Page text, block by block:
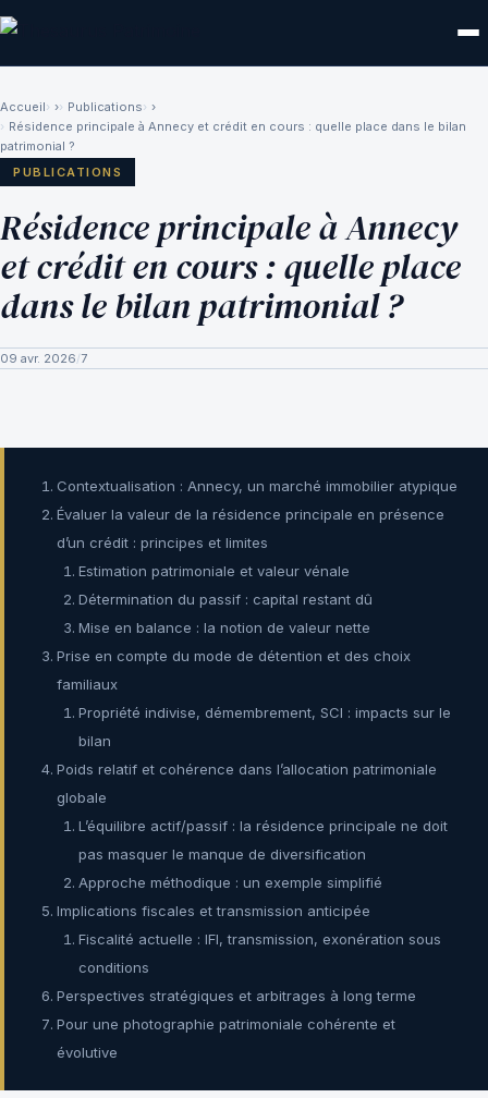
Accueil › Publications
›
Résidence principale à Annecy et crédit en cours : quelle place dans le bilan
patrimonial ?
PUBLICATIONS
Résidence principale à Annecy
et crédit en cours : quelle place
dans le bilan patrimonial ?
09 avr. 2026/7
Contextualisation : Annecy, un marché immobilier atypique
Évaluer la valeur de la résidence principale en présence
d’un crédit : principes et limites
Estimation patrimoniale et valeur vénale
Détermination du passif : capital restant dû
Mise en balance : la notion de valeur nette
Prise en compte du mode de détention et des choix
familiaux
Propriété indivise, démembrement, SCI : impacts sur le
bilan
Poids relatif et cohérence dans l’allocation patrimoniale
globale
L’équilibre actif/passif : la résidence principale ne doit
pas masquer le manque de diversification
Approche méthodique : un exemple simplifié
Implications fiscales et transmission anticipée
Fiscalité actuelle : IFI, transmission, exonération sous
conditions
Perspectives stratégiques et arbitrages à long terme
Pour une photographie patrimoniale cohérente et
évolutive